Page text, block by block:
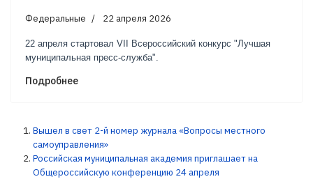
Федеральные 22 апреля 2026
22 апреля стартовал VII Всероссийский конкурс "Лучшая
муниципальная пресс-служба".
Подробнее
Вышел в свет 2-й номер журнала «Вопросы местного
самоуправления»
Российская муниципальная академия приглашает на
Общероссийскую конференцию 24 апреля